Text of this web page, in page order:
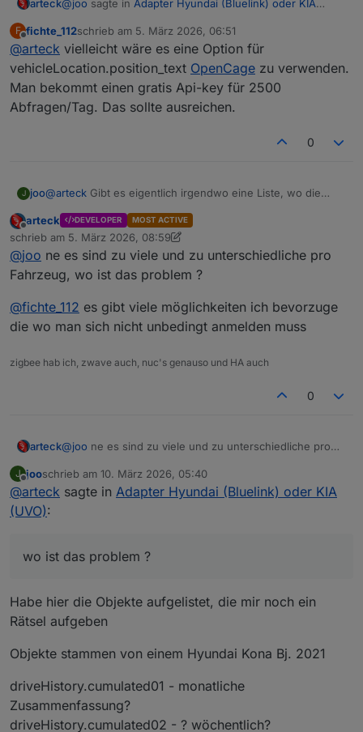
arteck@joo sagte in Adapter Hyundai (Bluelink) oder KIA
@PLCHome-0Hast du eine Idee, woran es liegen
kann, dass ich seit dem 24.02 keine Einträge von
vehicleLocation/position_text mehr sehe?
er nicht, ich schon.. :-)
openstreetmap liefert die daten nicht mehr.. habs auf
installier die GIT version dann gehts wieder
F
Offline
fichte_112schrieb am 5. März 2026, 06:51
zuletzt editiert von
@arteck vielleicht wäre es eine Option für
vehicleLocation.position_text OpenCage zu verwenden.
Man bekommt einen gratis Api-key für 2500
Abfragen/Tag. Das sollte ausreichen.
0
J joo@arteck Gibt es eigentlich irgendwo eine Liste, wo die
Werte, bei denen ich keine Idee habe, was sie bedeuten.
Offline
arteck DEVELOPER MOST ACTIVE
schrieb am 5. März 2026, 08:59
zuletzt editiert von arteck 3. Mai 2026, 10:08
@joo ne es sind zu viele und zu unterschiedliche pro
Fahrzeug, wo ist das problem ?
@fichte_112 es gibt viele möglichkeiten ich bevorzuge
die wo man sich nicht unbedingt anmelden muss
zigbee hab ich, zwave auch, nuc's genauso und HA auch
0
arteck@joo ne es sind zu viele und zu unterschiedliche pro
@fichte_112es gibt viele möglichkeiten ich bevorzuge
die wo man sich nicht unbedingt anmelden muss
J
Offline
jooschrieb am 10. März 2026, 05:40
zuletzt editiert von
@arteck sagte in Adapter Hyundai (Bluelink) oder KIA
(UVO):
wo ist das problem ?
Habe hier die Objekte aufgelistet, die mir noch ein
Rätsel aufgeben
Objekte stammen von einem Hyundai Kona Bj. 2021
driveHistory.cumulated01 - monatliche
Zusammenfassung?
driveHistory.cumulated02 - ? wöchentlich?